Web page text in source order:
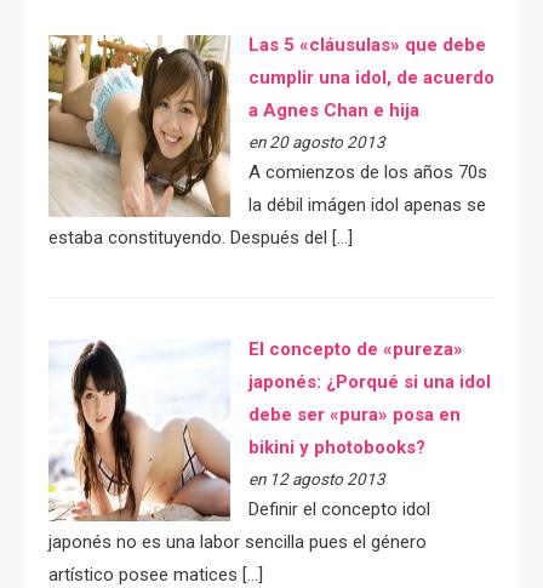
Las 5 «cláusulas» que debe
cumplir una idol, de acuerdo
a Agnes Chan e hija
en 20 agosto 2013
A comienzos de los años 70s
la débil imágen idol apenas se
estaba constituyendo. Después del […]
El concepto de «pureza»
japonés: ¿Porqué si una idol
debe ser «pura» posa en
bikini y photobooks?
en 12 agosto 2013
Definir el concepto idol
japonés no es una labor sencilla pues el género
artístico posee matices […]